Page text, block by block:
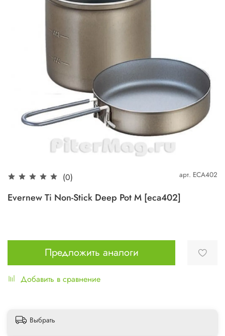
(0) арт. ECA402
Evernew Ti Non-Stick Deep Pot M [eca402]
Предложить аналоги
Добавить в сравнение
Выбрать